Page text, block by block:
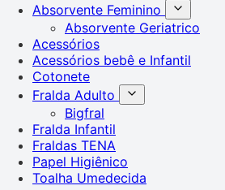
Absorvente Feminino
Absorvente Geriatrico
Acessórios
Acessórios bebê e Infantil
Cotonete
Fralda Adulto
Bigfral
Fralda Infantil
Fraldas TENA
Papel Higiênico
Toalha Umedecida